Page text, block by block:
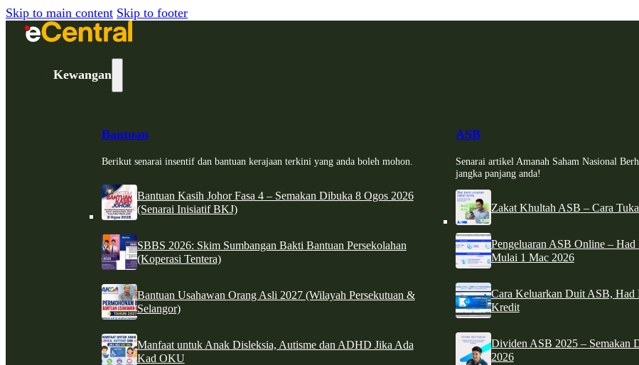
Skip to main content Skip to footer
Kewangan
Bantuan
Berikut senarai insentif dan bantuan kerajaan terkini yang anda boleh mohon.
Bantuan Kasih Johor Fasa 4 – Semakan Dibuka 8 Ogos 2026
(Senarai Inisiatif BKJ)
SBBS 2026: Skim Sumbangan Bakti Bantuan Persekolahan
(Koperasi Tentera)
Bantuan Usahawan Orang Asli 2027 (Wilayah Persekutuan &
Selangor)
Manfaat untuk Anak Disleksia, Autisme dan ADHD Jika Ada
Kad OKU
ASB
Senarai artikel Amanah Saham Nasional
jangka panjang anda!
Zakat Khultah ASB – Cara
Pengeluaran ASB Online –
Mulai 1 Mac 2026
Cara Keluarkan Duit ASB, Had
Kredit
Dividen ASB 2025 – Semakan
2026